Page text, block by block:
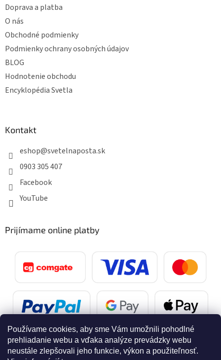
Používame cookies, aby sme Vám umožnili pohodlné
prehliadanie webu a vďaka analýze prevádzky webu
neustále zlepšovali jeho funkcie, výkon a použiteľnosť.
Doprava a platba
O nás
Obchodné podmienky
Podmienky ochrany osobných údajov
BLOG
Hodnotenie obchodu
Encyklopédia Svetla
Kontakt
eshop@svetelnaposta.sk
0903 305 407
Facebook
YouTube
Prijímame online platby